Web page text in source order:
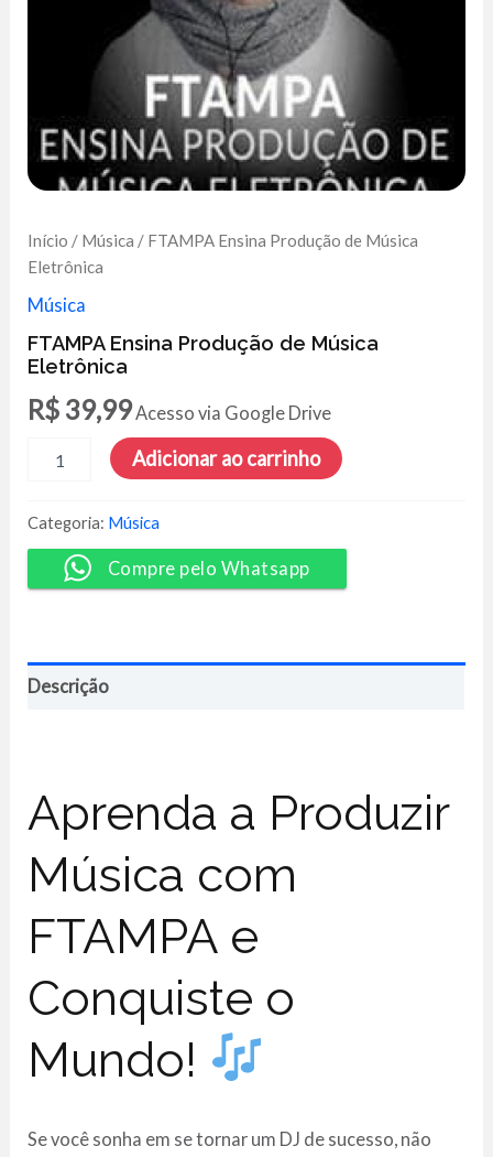
Início / Música / FTAMPA Ensina Produção de Música
Eletrônica
Música
FTAMPA Ensina Produção de Música
Eletrônica
R$ 39,99Acesso via Google Drive
Ensina
de
Música
Eletrônica
quantidade
Adicionar ao carrinho
Categoria: Música
Compre pelo Whatsapp
Descrição
Aprenda a Produzir
Música com
FTAMPA e
Conquiste o
Mundo!
Se você sonha em se tornar um DJ de sucesso, não